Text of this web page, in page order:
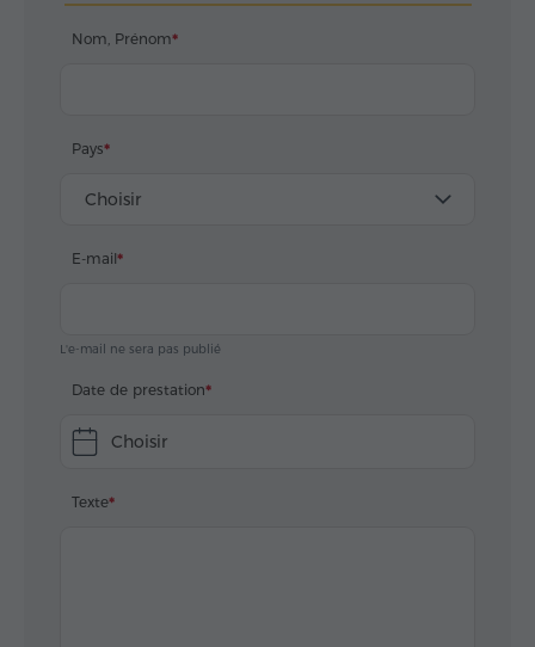
Nom, Prénom
Pays
Choisir
E-mail
L'e-mail ne sera pas publié
Date de prestation
Choisir
Texte